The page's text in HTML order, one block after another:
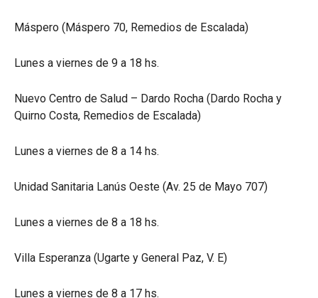
Máspero (Máspero 70, Remedios de Escalada)
Lunes a viernes de 9 a 18 hs.
Nuevo Centro de Salud – Dardo Rocha (Dardo Rocha y
Quirno Costa, Remedios de Escalada)
Lunes a viernes de 8 a 14 hs.
Unidad Sanitaria Lanús Oeste (Av. 25 de Mayo 707)
Lunes a viernes de 8 a 18 hs.
Villa Esperanza (Ugarte y General Paz, V. E)
Lunes a viernes de 8 a 17 hs.